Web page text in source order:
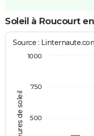
Soleil à Roucourt
Heures de soleil
Source :
500
750
1000